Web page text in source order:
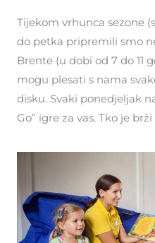
Tijekom vrhunca sezone
do petka pripremili smo
Brente (u dobi od 7 do 11
mogu plesati s nama
disku. Svaki ponedjeljak
Go” igre za vas. Tko je